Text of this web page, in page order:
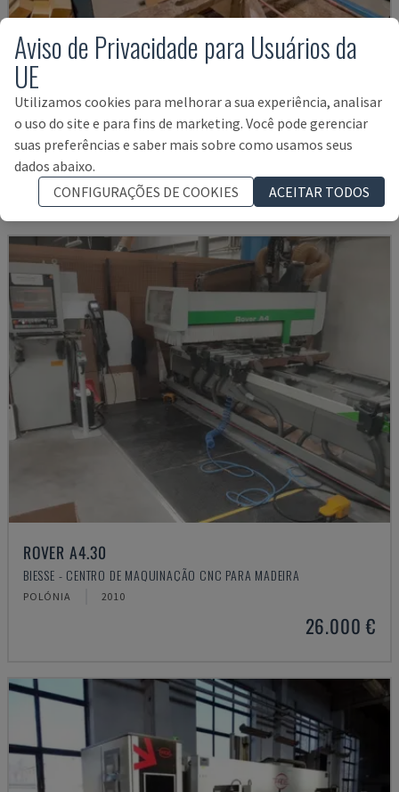
K2-A
HUNDEGGER - CENTRO DE MAQUINAÇÃO CNC PARA MADEIRA
ALEMANHA 2000
52.000 €
ROVER A4.30
BIESSE - CENTRO DE MAQUINAÇÃO CNC PARA MADEIRA
POLÓNIA 2010
26.000 €
Aviso de Privacidade para Usuários da
UE
Utilizamos cookies para melhorar a sua experiência, analisar
o uso do site e para fins de marketing. Você pode gerenciar
suas preferências e saber mais sobre como usamos seus
dados abaixo.
CONFIGURAÇÕES DE COOKIES
ACEITAR TODOS